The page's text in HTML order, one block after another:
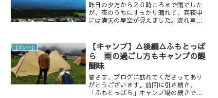
昨日の夕方から２０時ころまで雨でした
が、夜のうちにすっかり晴れて、真夜中
には満天の星空が見えました。流れ星も
い天気。５月の時も気持ち良く晴れてい
ました。陽が射してくると、フ...
【テント】
【キャンプ】△後編△ふもとっぱ
ら 雨の過ごし方もキャンプの醍
醐味
皆さま、ブログに訪れてくださってあり
がとうございます。前回に引き続き、
「ふもとっぱら」キャンプ場の続きで